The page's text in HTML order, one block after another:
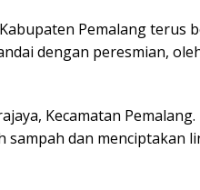
Pemalang
dengan peresmian,
Kecamatan
dan menciptakan